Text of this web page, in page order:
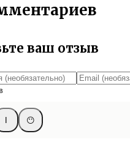
ваш отзыв
I 😶